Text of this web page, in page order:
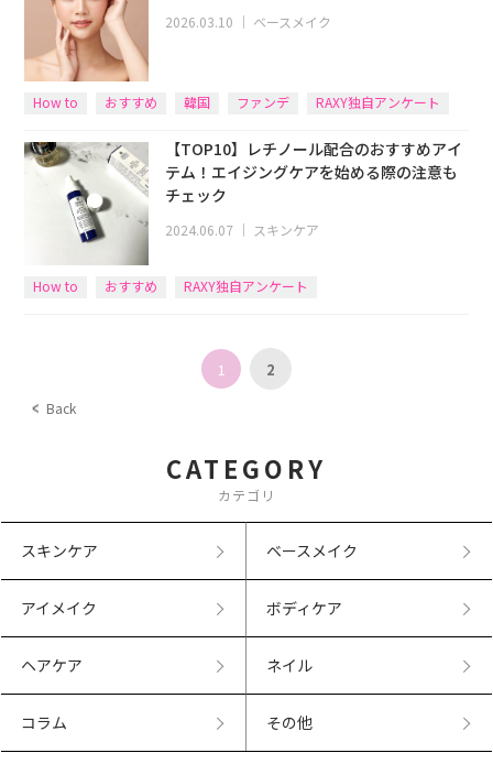
2026.03.10 ｜ ベースメイク
How to おすすめ 韓国 ファンデ RAXY独自アンケート
【TOP10】レチノール配合のおすすめアイ
テム！エイジングケアを始める際の注意も
チェック
2024.06.07 ｜ スキンケア
How to おすすめ RAXY独自アンケート
Back
1 2
CATEGORY
カテゴリ
スキンケア ベースメイク
アイメイク ボディケア
ヘアケア ネイル
コラム その他